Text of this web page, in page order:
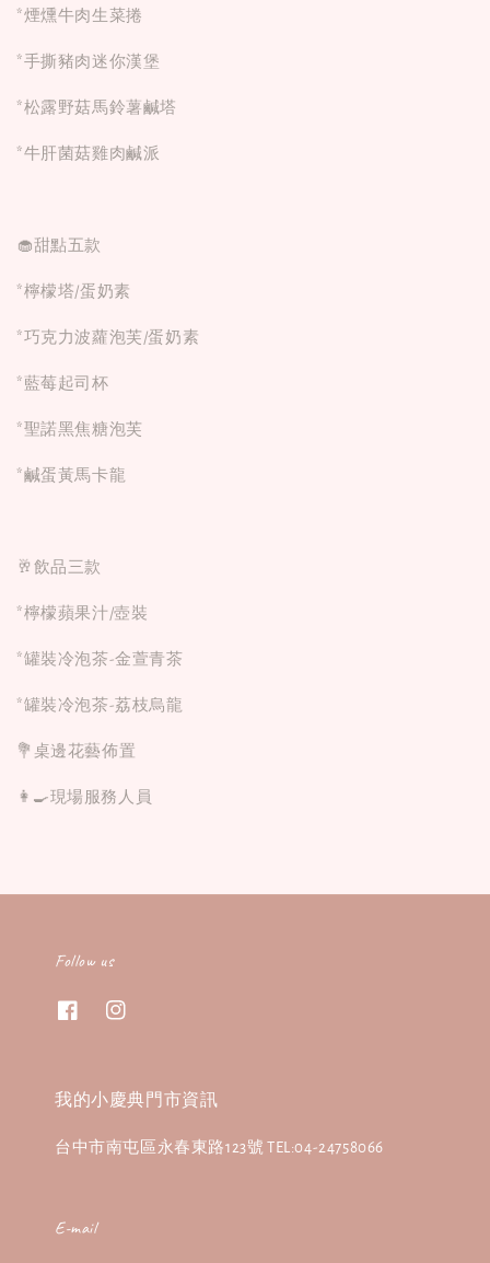
*煙燻牛肉生菜捲
*手撕豬肉迷你漢堡
*松露野菇馬鈴薯鹹塔
*牛肝菌菇雞肉鹹派
🧁甜點五款
*檸檬塔/蛋奶素
*巧克力波蘿泡芙/蛋奶素
*藍莓起司杯
*聖諾黑焦糖泡芙
*鹹蛋黃馬卡龍
🥂飲品三款
*檸檬蘋果汁/壺裝
*罐裝冷泡茶-金萱青茶
*罐裝冷泡茶-荔枝烏龍
💐桌邊花藝佈置
👩‍🍳現場服務人員
Follow us
我的小慶典門市資訊
台中市南屯區永春東路123號 TEL:04-24758066
E-mail